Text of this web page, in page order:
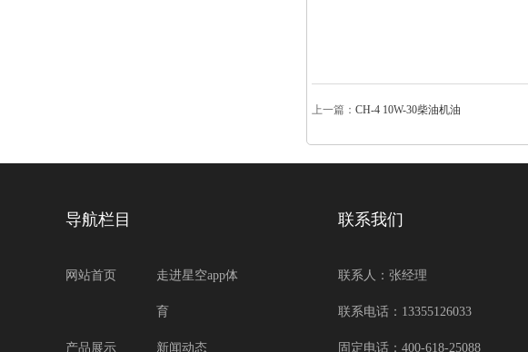
上一篇： CH-4 10W-30柴油机油
导航栏目
网站首页 走进星空app体
育
产品展示 新闻动态
联系我们
联系人：张经理
联系电话：13355126033
固定电话：400-618-25088